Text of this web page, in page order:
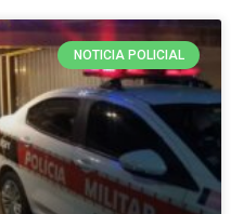
NOTICIA POLICIAL